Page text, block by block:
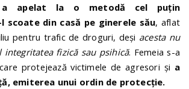
a apelat la o metodă cel puțin
scoate din casă pe ginerele său, aflat
pentru trafic de droguri, deși acesta nu
fizică sau psihică. Femeia s-a
protejează victimele de agresori și a
emiterea unui ordin de protecție.